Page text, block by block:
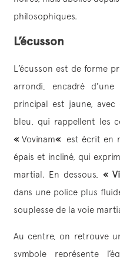
philosophiques.
L’écusson
L’écusson est de forme
arrondi, encadré
principal est jaune,
bleu, qui rappellent les
«Vovinam«
est écrit en
épais et incliné, qui
martial. En dessous, «
dans une police plus
souplesse de la voie
Au centre, on retrouve
symbole représente